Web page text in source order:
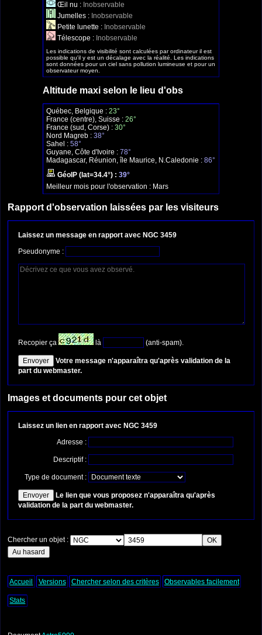
Œil nu : Inobservable
Jumelles : Inobservable
Petite lunette : Inobservable
Télescope : Inobservable
Les indications de visibilité sont calculées par ordinateur il est
possible qu'il y est un décalage avec la réalité. Les indications
sont données pour un ciel sans pollution lumineuse et pour un
observateur moyen.
Altitude maxi selon le lieu d'obs
Québec, Belgique : 23°
France (centre), Suisse : 26°
France (sud, Corse) : 30°
Nord Magreb : 38°
Sahel : 58°
Guyane, Côte d'Ivoire : 78°
Madagascar, Réunion, île Maurice, N.Caledonie : 86°
GéoIP (lat=34.4°) : 39°
Meilleur mois pour l'observation : Mars
Rapport d'observation laissées par les visiteurs
Laissez un message en rapport avec NGC 3459
Pseudonyme :
Recopier ça là (anti-spam).
Votre message n'apparaîtra qu'après validation de la
part du webmaster.
Images et documents pour cet objet
Laissez un lien en rapport avec NGC 3459
Adresse :
Descriptif :
Type de document :
Le lien que vous proposez n'apparaîtra qu'après
validation de la part du webmaster.
Chercher un objet :
Accueil Versions Chercher selon des critères Observables facilement
Stats